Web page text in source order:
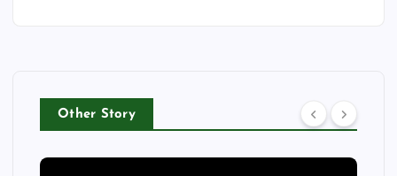
Other Story